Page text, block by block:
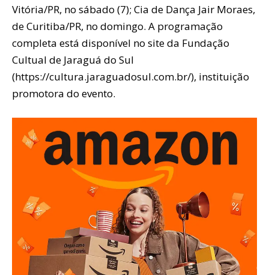
Vitória/PR, no sábado (7); Cia de Dança Jair Moraes,
de Curitiba/PR, no domingo. A programação
completa está disponível no site da Fundação
Cultual de Jaraguá do Sul
(https://cultura.jaraguadosul.com.br/), instituição
promotora do evento.